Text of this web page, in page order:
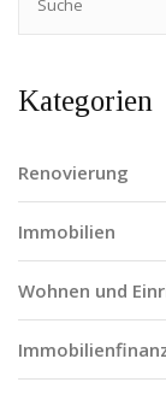
Kategorien
Renovierung
Immobilien
Wohnen und